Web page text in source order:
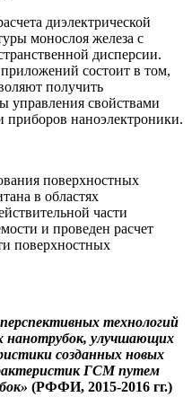
диэлектрической
монослоя железа с
дисперсии.
состоит в том,
получить
управления свойствами
приборов наноэлектроники.
поверхностных
в областях
части
и проведен расчет
поверхностных
технологий
нанотрубок, улучшающих
созданных новых
ГСМ путем
(РФФИ, 2015-2016 гг.)